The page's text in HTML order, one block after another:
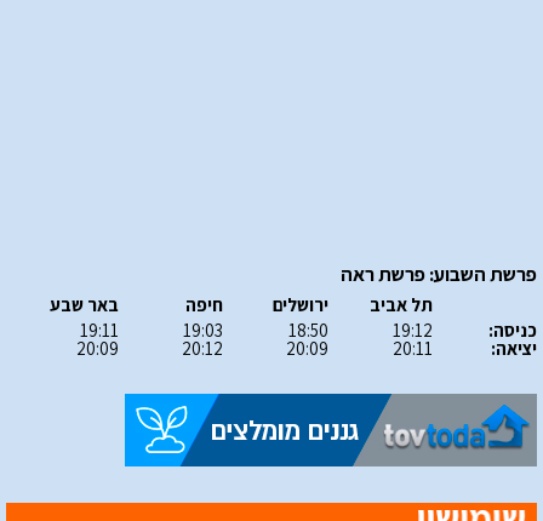
פרשת השבוע: פרשת ראה
כניסה:
יציאה:
תל אביב
19:12
20:11
ירושלים
18:50
20:09
חיפה
19:03
20:12
באר שבע
19:11
20:09